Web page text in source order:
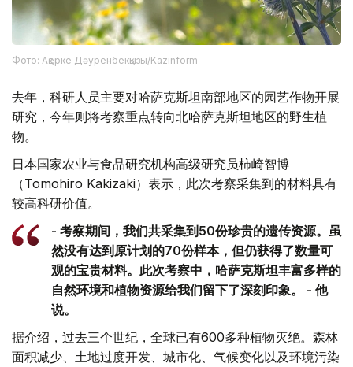
Фото: Ақерке Дәуренбекқызы/Kazinform
去年，科研人员主要对哈萨克斯坦南部地区的园艺作物开展
研究，今年则将考察重点转向北哈萨克斯坦地区的野生植
物。
日本国家农业与食品研究机构高级研究员柿崎智博
（Tomohiro Kakizaki）表示，此次考察采集到的材料具有
较高科研价值。
- 考察期间，我们共采集到50份珍贵的遗传资源。虽
然没有达到原计划的70份样本，但仍获得了数量可
观的宝贵材料。此次考察中，哈萨克斯坦丰富多样的
自然环境和植物资源给我们留下了深刻印象。 - 他
说。
据介绍，过去三个世纪，全球已有600多种植物灭绝。森林
面积减少、土地过度开发、城市化、气候变化以及环境污染